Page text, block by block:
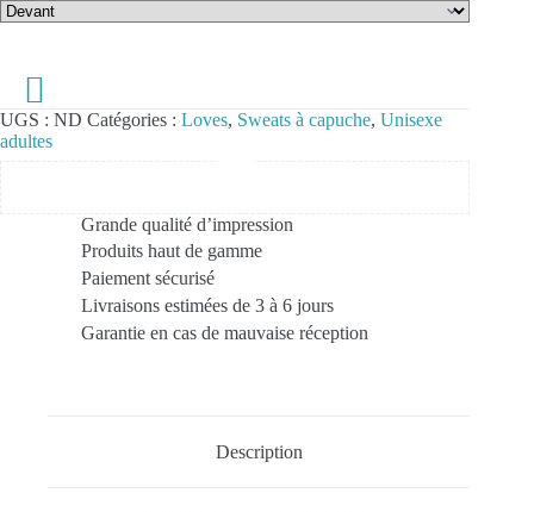
UGS : ND Catégories : Loves, Sweats à capuche, Unisexe
adultes
Grande qualité d’impression
Produits haut de gamme
Paiement sécurisé
Livraisons estimées de 3 à 6 jours
Garantie en cas de mauvaise réception
Description